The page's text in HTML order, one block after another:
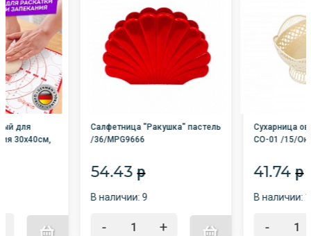
для
30х40см,
Салфетница "Ракушка" пастель
/36/MPG9666
54.43 p
В наличии: 9
- +
Сухарница
СО-01 /15/
41.74 p
В наличии: 1
-